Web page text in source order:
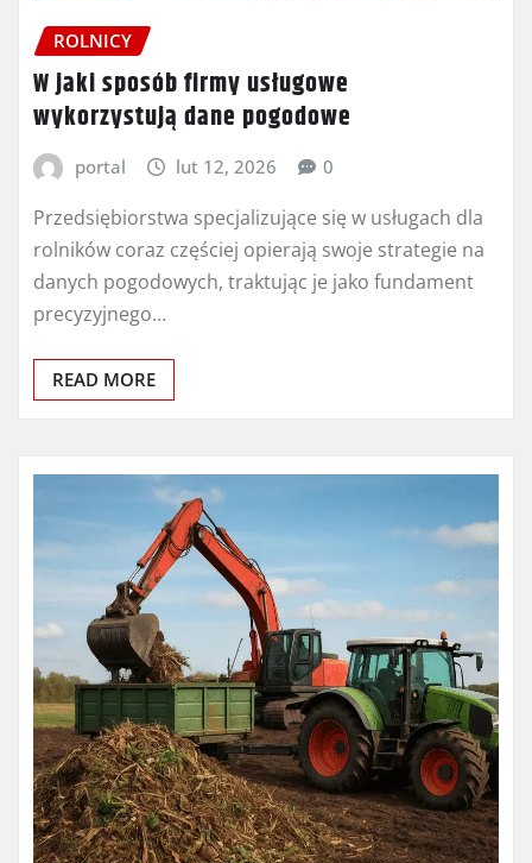
ROLNICY
W jaki sposób firmy usługowe
wykorzystują dane pogodowe
portal lut 12, 2026 0
Przedsiębiorstwa specjalizujące się w usługach dla
rolników coraz częściej opierają swoje strategie na
danych pogodowych, traktując je jako fundament
precyzyjnego…
READ MORE